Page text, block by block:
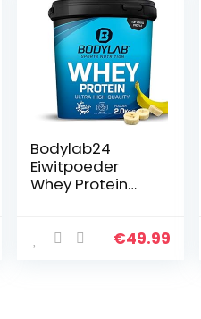
Bodylab24
Eiwitpoeder
Whey Protein
krachttraining
€49.99